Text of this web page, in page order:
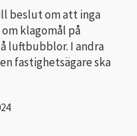
beslut om att inga
klagomål på
luftbubblor. I andra
fastighetsägare ska